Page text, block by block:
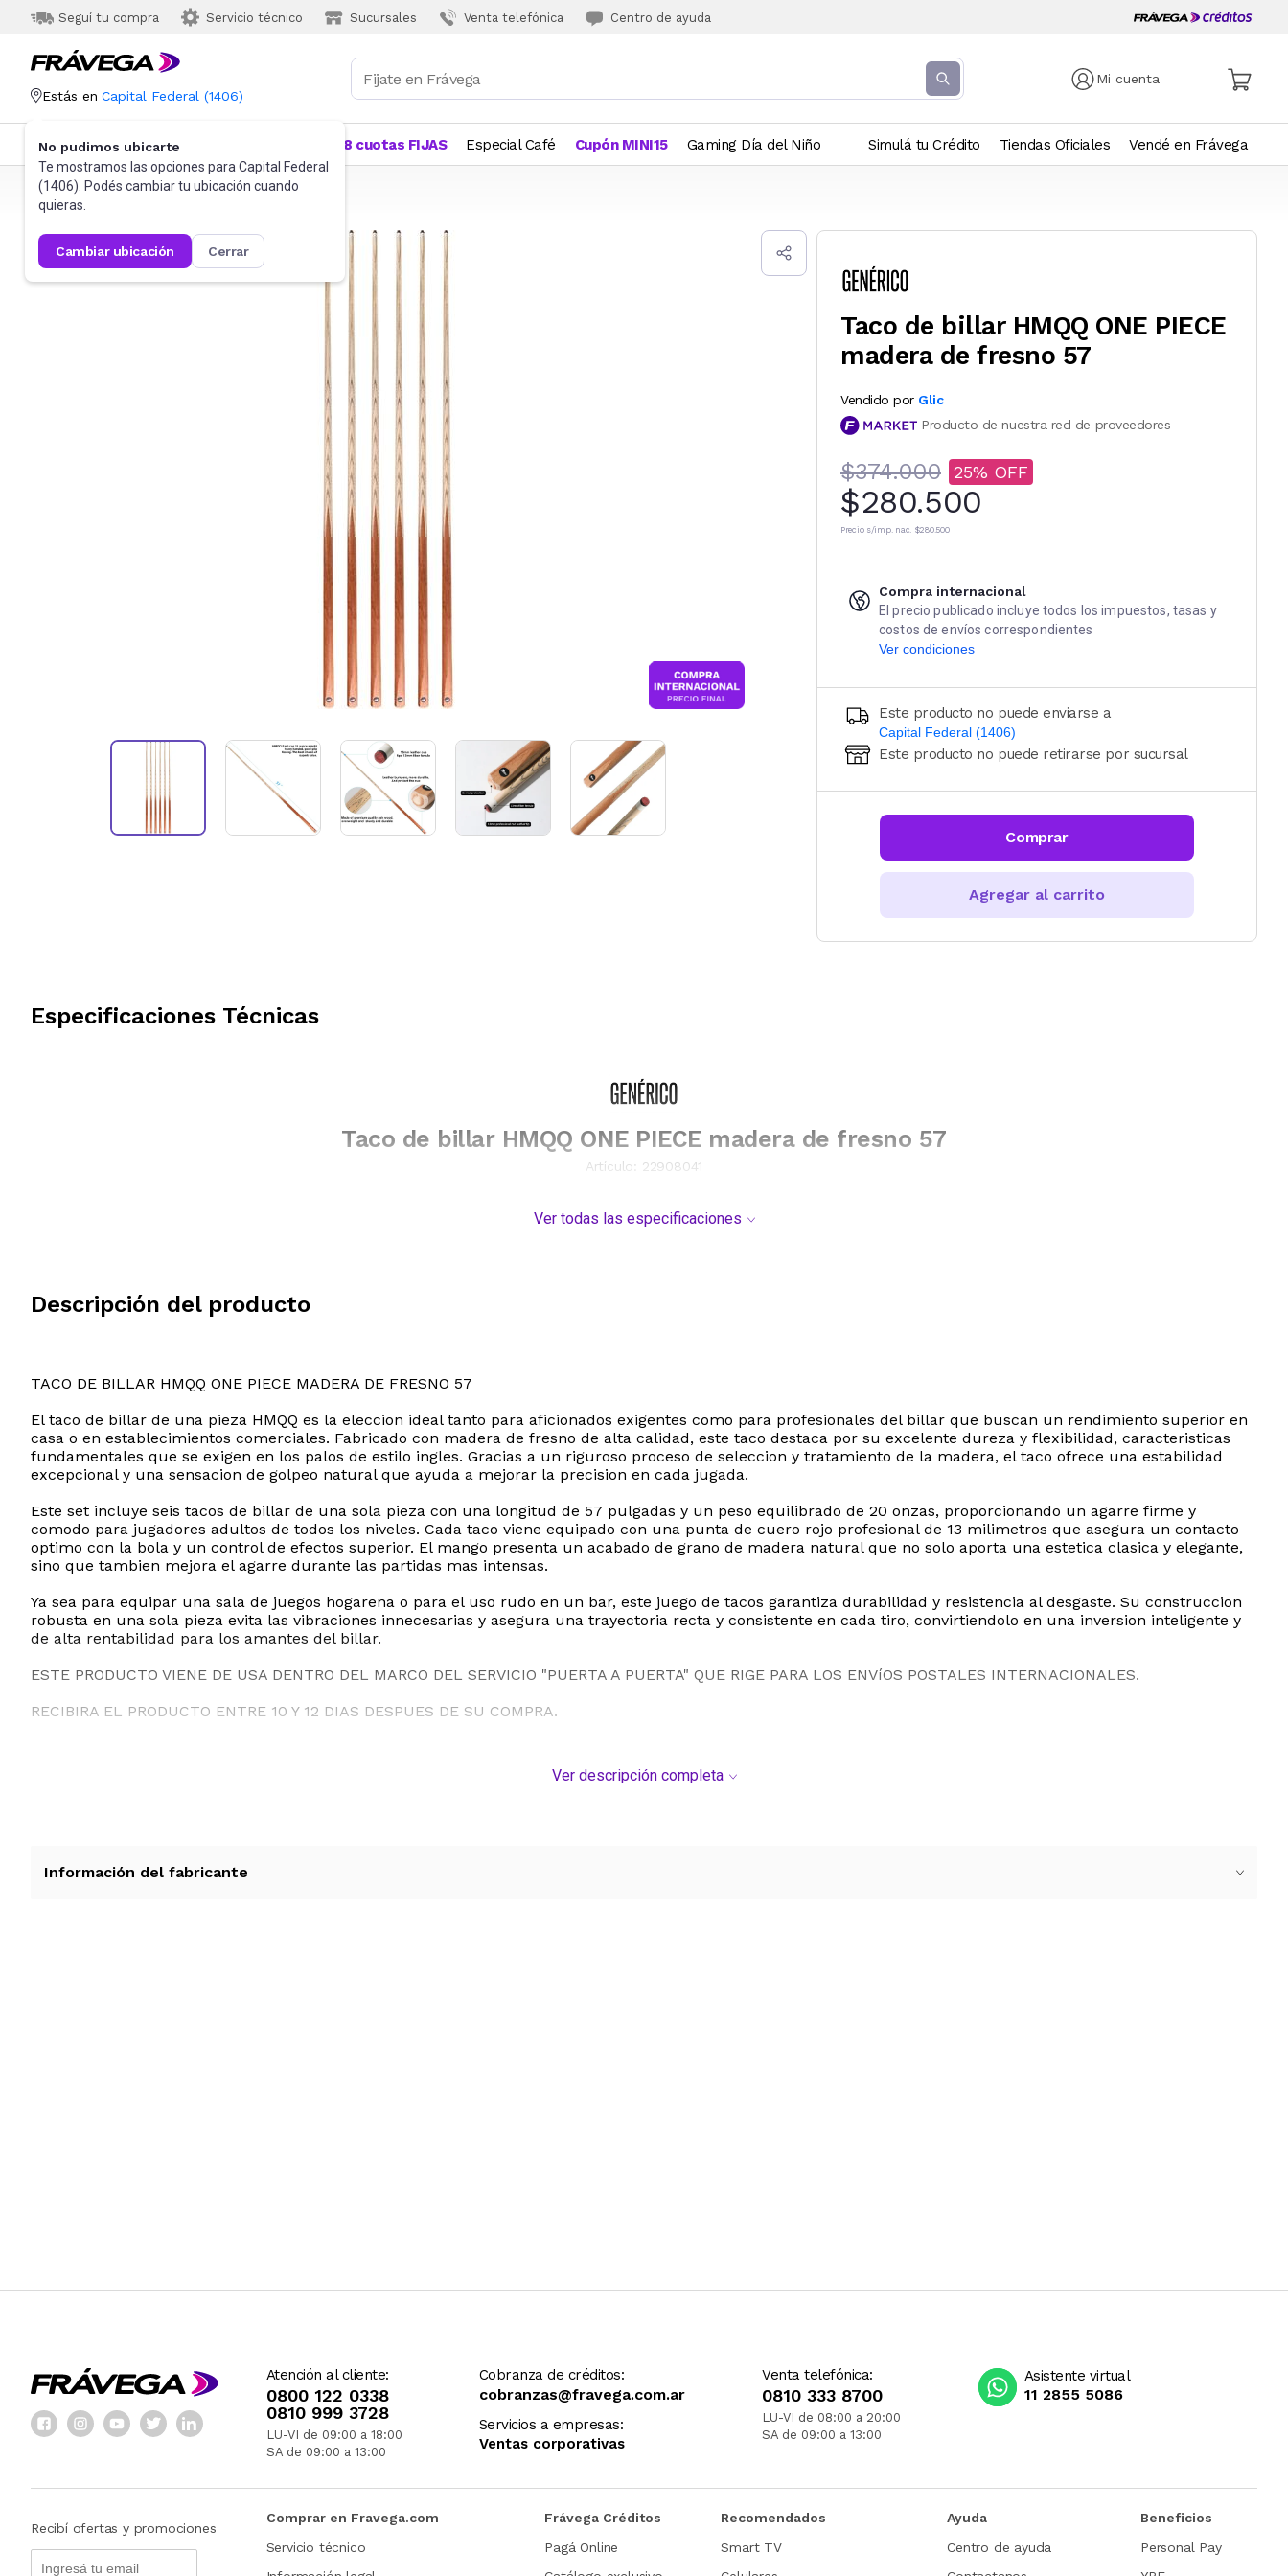
Seguí tu compra Servicio técnico Sucursales Venta telefónica Centro de ayuda
Mi cuenta
Estás en Capital Federal (1406)
No pudimos ubicarte
Te mostramos las opciones para Capital Federal
(1406). Podés cambiar tu ubicación cuando
quieras.
cambiar ubicación cerrar
Categorías Más Vendidos 18 cuotas FIJAS Especial Café Cupón MINI15 Gaming Día del Niño Simulá tu Crédito Tiendas Oficiales Vendé en Frávega
Frávega Deportes y fitness Juegos de salón
Taco de billar HMQQ ONE PIECE
madera de fresno 57
Vendido por Glic
Producto de nuestra red de proveedores
$374.000 25
$280.500
Precio s/imp. nac. $280.500
Compra internacional
El precio publicado incluye todos los impuestos, tasas y
costos de envíos correspondientes
Ver condiciones
Este producto no puede enviarse a
Capital Federal (1406)
Ingresá código postal (sólo números)
CALCULAR
Este producto no puede retirarse por sucursal
Comprar
Agregar al carrito
Especificaciones Técnicas
Taco de billar HMQQ ONE PIECE madera de fresno 57
Artículo: 22908041
Ver todas las especificaciones
Descripción del producto
TACO DE BILLAR HMQQ ONE PIECE MADERA DE FRESNO 57
El taco de billar de una pieza HMQQ es la eleccion ideal tanto para aficionados exigentes como para profesionales del billar que buscan un rendimiento superior en
casa o en establecimientos comerciales. Fabricado con madera de fresno de alta calidad, este taco destaca por su excelente dureza y flexibilidad, caracteristicas
fundamentales que se exigen en los palos de estilo ingles. Gracias a un riguroso proceso de seleccion y tratamiento de la madera, el taco ofrece una estabilidad
excepcional y una sensacion de golpeo natural que ayuda a mejorar la precision en cada jugada.
Este set incluye seis tacos de billar de una sola pieza con una longitud de 57 pulgadas y un peso equilibrado de 20 onzas, proporcionando un agarre firme y
comodo para jugadores adultos de todos los niveles. Cada taco viene equipado con una punta de cuero rojo profesional de 13 milimetros que asegura un contacto
optimo con la bola y un control de efectos superior. El mango presenta un acabado de grano de madera natural que no solo aporta una estetica clasica y elegante,
sino que tambien mejora el agarre durante las partidas mas intensas.
Ya sea para equipar una sala de juegos hogarena o para el uso rudo en un bar, este juego de tacos garantiza durabilidad y resistencia al desgaste. Su construccion
robusta en una sola pieza evita las vibraciones innecesarias y asegura una trayectoria recta y consistente en cada tiro, convirtiendolo en una inversion inteligente y
de alta rentabilidad para los amantes del billar.
ESTE PRODUCTO VIENE DE USA DENTRO DEL MARCO DEL SERVICIO "PUERTA A PUERTA" QUE RIGE PARA LOS ENVíOS POSTALES INTERNACIONALES.
RECIBIRA EL PRODUCTO ENTRE 10 Y 12 DIAS DESPUES DE SU COMPRA.
Ver descripción completa
Información del fabricante
Atención al cliente:
0800 122 0338
0810 999 3728
LU-VI de 09:00 a 18:00
SA de 09:00 a 13:00
Cobranza de créditos:
cobranzas@fravega.com.ar
Servicios a empresas:
Ventas corporativas
Venta telefónica:
0810 333 8700
LU-VI de 08:00 a 20:00
SA de 09:00 a 13:00
Asistente virtual
11 2855 5086
Recibí ofertas y promociones
Comprar en Fravega.com
Servicio técnico
Frávega Créditos
Pagá Online
Recomendados
Smart TV
Ayuda
Centro de ayuda
Beneficios
Personal Pay